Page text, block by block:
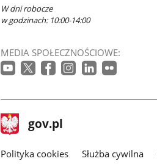
W dni robocze
w godzinach: 10:00-14:00
MEDIA SPOŁECZNOŚCIOWE:
stopka
gov.pl Strona
gov.pl
gov.pl
Polityka cookies Służba cywilna